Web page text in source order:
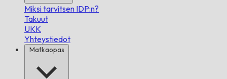
Miksi tarvitsen IDP:n?
Takuut
UKK
Yhteystiedot
Matkaopas